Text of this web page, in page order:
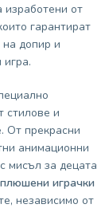
от
гарантират
на допир и
стилове и
От прекрасни
анимационни
мисъл за децата
играчки
независимо от